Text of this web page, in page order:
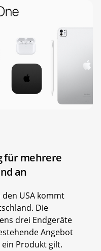
für mehrere
an
USA kommt
Die
drei Endgeräte
Angebot
Produkt gilt.